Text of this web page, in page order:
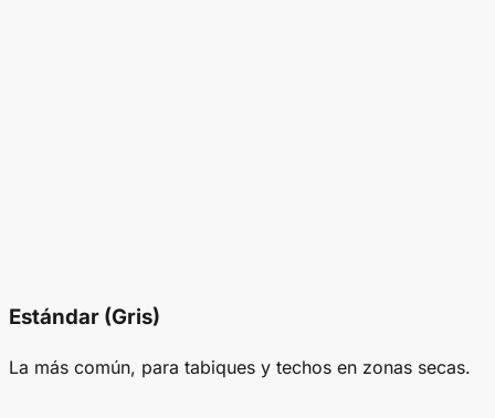
Estándar (Gris)
La más común, para tabiques y techos en zonas secas.